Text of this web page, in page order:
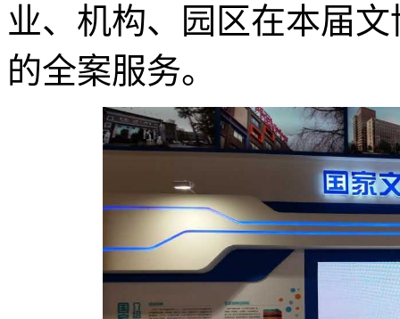
业、机构、园区在本届
的全案服务。